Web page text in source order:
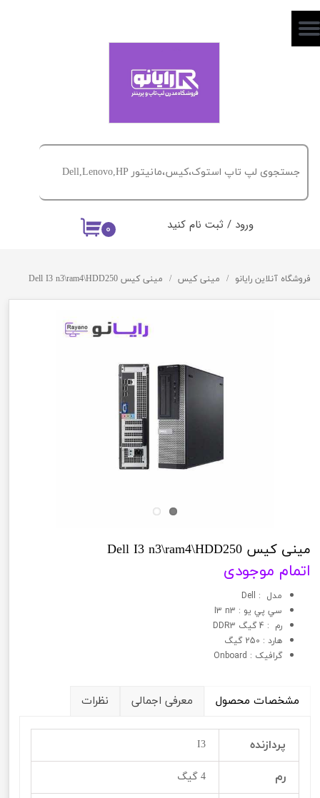
۰ ورود / ثبت نام کنید
حساب کاربری من
خروج از حساب کاربری
فروشگاه آنلاین رایانو مینی کیس مینی کیس Dell I3 n3\ram4\HDD250
مینی کیس Dell I3 n3\ram4\HDD250
اتمام موجودی
مدل : Dell
سي پي يو : I3 n3
رم : 4 گیگ DDR3
هارد : 250 گیگ
گرافيک : Onboard
مشخصات محصول معرفی اجمالی نظرات
پردازنده I3
رم 4 گیگ